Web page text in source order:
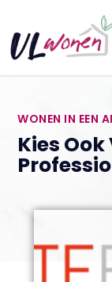
WONEN IN EEN
Kies Ook